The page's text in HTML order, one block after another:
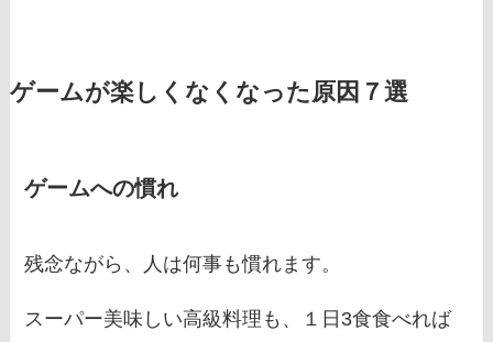
ゲームが楽しくなくなった原因７選
ゲームへの慣れ
残念ながら、人は何事も慣れます。
スーパー美味しい高級料理も、１日3食食べれば